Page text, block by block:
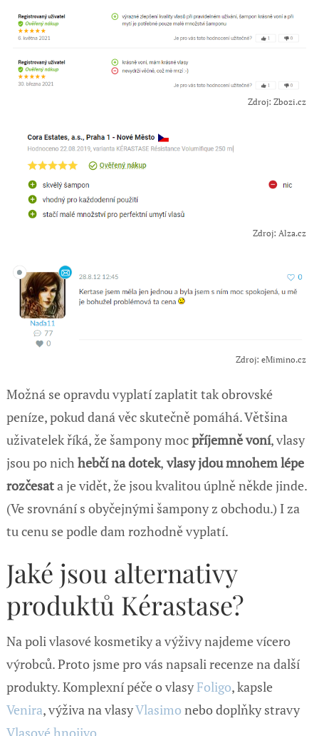
Zdroj: Zbozi.cz
Zdroj: Alza.cz
Zdroj: eMimino.cz
Možná se opravdu vyplatí zaplatit tak obrovské
peníze, pokud daná věc skutečně pomáhá. Většina
uživatelek říká, že šampony mocpříjemně voní, vlasy
jsou po nich hebčí na dotek,vlasy jdou mnohem lépe
rozčesata je vidět, že jsou kvalitou úplně někde jinde.
(Ve srovnání s obyčejnými šampony z obchodu.) I za
tu cenu se podle dam rozhodně vyplatí.
Jaké jsou alternativy
produktů Kérastase?
Na poli vlasové kosmetiky a výživy najdeme vícero
výrobců. Proto jsme pro vás napsali recenze na další
produkty. Komplexní péče o vlasyFoligo, kapsle
Venira, výživa na vlasyVlasimo nebo doplňky stravy
Vlasové hnojivo